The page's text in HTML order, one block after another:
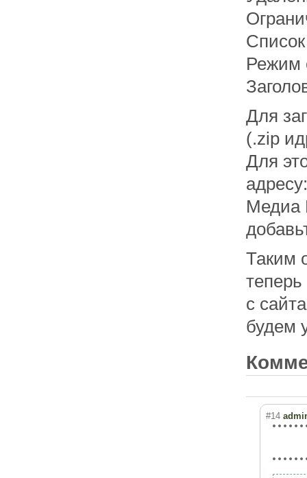
Режим
Для
(.zip
Для
Медиа
Таким
с
будем
#14